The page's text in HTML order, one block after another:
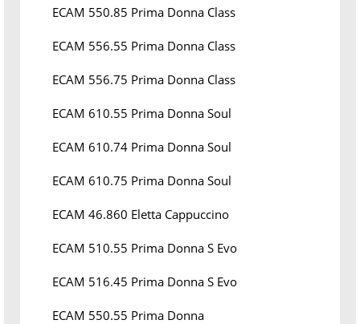
ECAM 550.85 Prima Donna Class
ECAM 556.55 Prima Donna Class
ECAM 556.75 Prima Donna Class
ECAM 610.55 Prima Donna Soul
ECAM 610.74 Prima Donna Soul
ECAM 610.75 Prima Donna Soul
ECAM 46.860 Eletta Cappuccino
ECAM 510.55 Prima Donna S Evo
ECAM 516.45 Prima Donna S Evo
ECAM 550.55 Prima Donna